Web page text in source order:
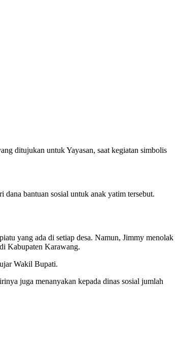
ditujukan untuk Yayasan, saat kegiatan simbolis
dana bantuan sosial untuk anak yatim tersebut.
yang ada di setiap desa. Namun, Jimmy menolak
Kabupaten Karawang.
Wakil Bupati.
juga menanyakan kepada dinas sosial jumlah